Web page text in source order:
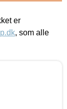
er
, som alle